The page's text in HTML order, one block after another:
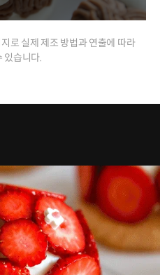
로 실제 제조 방법과 연출에 따라
있습니다.